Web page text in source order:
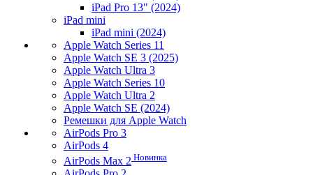
iPad Pro 13" (2024)
iPad mini
iPad mini (2024)
Apple Watch Series 11
Apple Watch SE 3 (2025)
Apple Watch Ultra 3
Apple Watch Series 10
Apple Watch Ultra 2
Apple Watch SE (2024)
Ремешки для Apple Watch
AirPods Pro 3
AirPods 4
AirPods Max 2 Новинка